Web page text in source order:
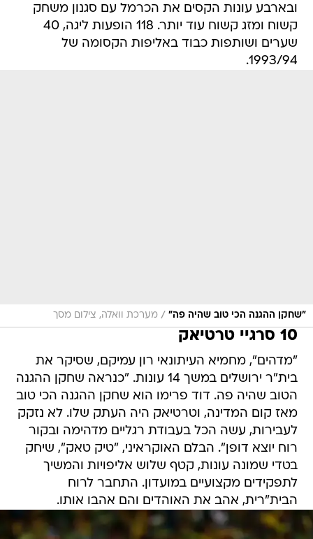
ובארבע עונות הקסים את הכרמל עם סגנון משחק
קשוח ומזג קשוח עוד יותר. 118 הופעות ליגה, 40
שערים ושותפות כבוד באליפות הקסומה של
1993/94.
"שחקן ההגנה הכי טוב שהיה פה" / מערכת וואלה, צילום מסך
10 סרגיי טרטיאק
"מדהים", מחמיא העיתונאי רון עמיקם, שסיקר את
בית"ר ירושלים במשך 14 עונות. "כנראה שחקן ההגנה
הטוב שהיה פה. דוד פרימו הוא שחקן ההגנה הכי טוב
מאז קום המדינה, וטרטיאק היה העתק שלו. לא נזקק
לעבירות, עשה הכל בעבודת רגליים מדהימה ובקור
רוח יוצא דופן". הבלם האוקראיני, "טיק טאק", שיחק
בטדי שמונה עונות, קטף שלוש אליפויות והמשיך
לתפקידים מקצועיים במועדון. התחבר לרוח
הבית"רית, אהב את האוהדים והם אהבו אותו.